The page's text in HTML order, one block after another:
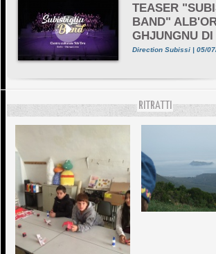
TEASER
BAND"
GHJUNGNU DI
Direction Subissi | 05/
RITRATTI